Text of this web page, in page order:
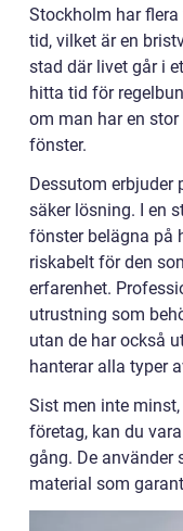
Stockholm har
tid, vilket är en
stad där livet går i
hitta tid för
om man har en
fönster.
Dessutom erbjuder
säker lösning. I en
fönster belägna på
riskabelt för den
erfarenhet.
utrustning som
utan de har också
hanterar alla typer
Sist men inte
företag, kan du
gång. De använder
material som